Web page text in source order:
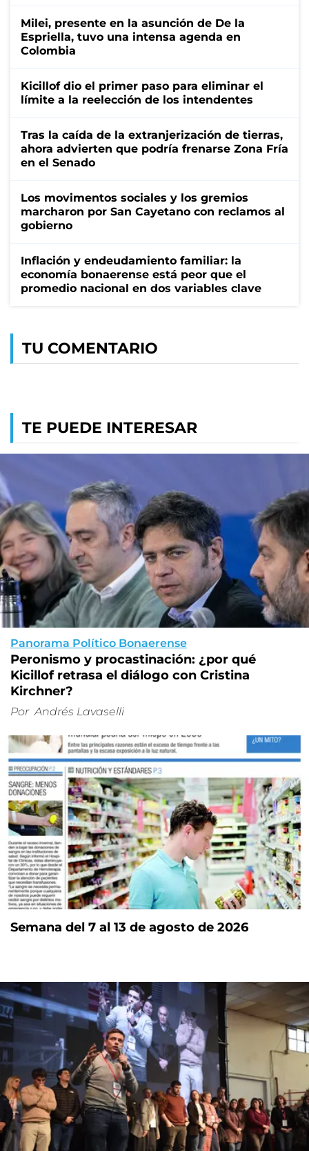
Milei, presente en la asunción de De la
Espriella, tuvo una intensa agenda en
Colombia
Kicillof dio el primer paso para eliminar el
límite a la reelección de los intendentes
Tras la caída de la extranjerización de tierras,
ahora advierten que podría frenarse Zona Fría
en el Senado
Los movimentos sociales y los gremios
marcharon por San Cayetano con reclamos al
gobierno
Inflación y endeudamiento familiar: la
economía bonaerense está peor que el
promedio nacional en dos variables clave
TU COMENTARIO
TE PUEDE INTERESAR
Panorama Político Bonaerense
Peronismo y procastinación: ¿por qué
Kicillof retrasa el diálogo con Cristina
Kirchner?
Por Andrés Lavaselli
Semana del 7 al 13 de agosto de 2026